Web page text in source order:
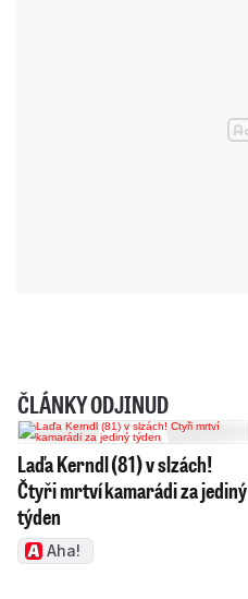
ČLÁNKY ODJINUD
Laďa Kerndl (81) v slzách!
Čtyři mrtví kamarádi za jediný
týden
Aha!